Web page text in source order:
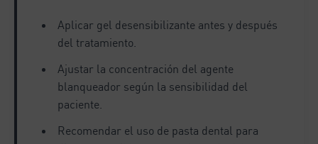
Aplicar gel desensibilizante antes y después
del tratamiento.
Ajustar la concentración del agente
blanqueador según la sensibilidad del
paciente.
Recomendar el uso de pasta dental para